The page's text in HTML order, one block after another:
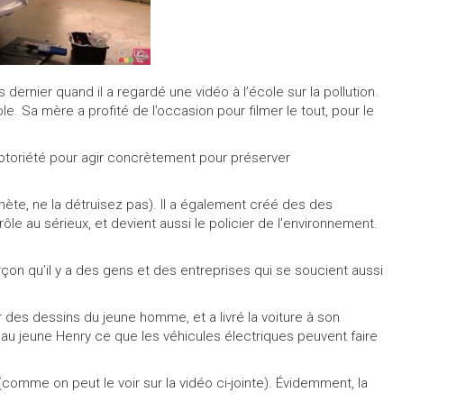
quand il a regardé une vidéo à l’école sur la pollution.
Sa mère a profité de l’occasion pour filmer le tout, pour le
pour agir concrètement pour préserver
ne la détruisez pas). Il a également créé des des
au sérieux, et devient aussi le policier de l’environnement.
qu’il y a des gens et des entreprises qui se soucient aussi
dessins du jeune homme, et a livré la voiture à son
jeune Henry ce que les véhicules électriques peuvent faire
on peut le voir sur la vidéo ci-jointe). Évidemment, la